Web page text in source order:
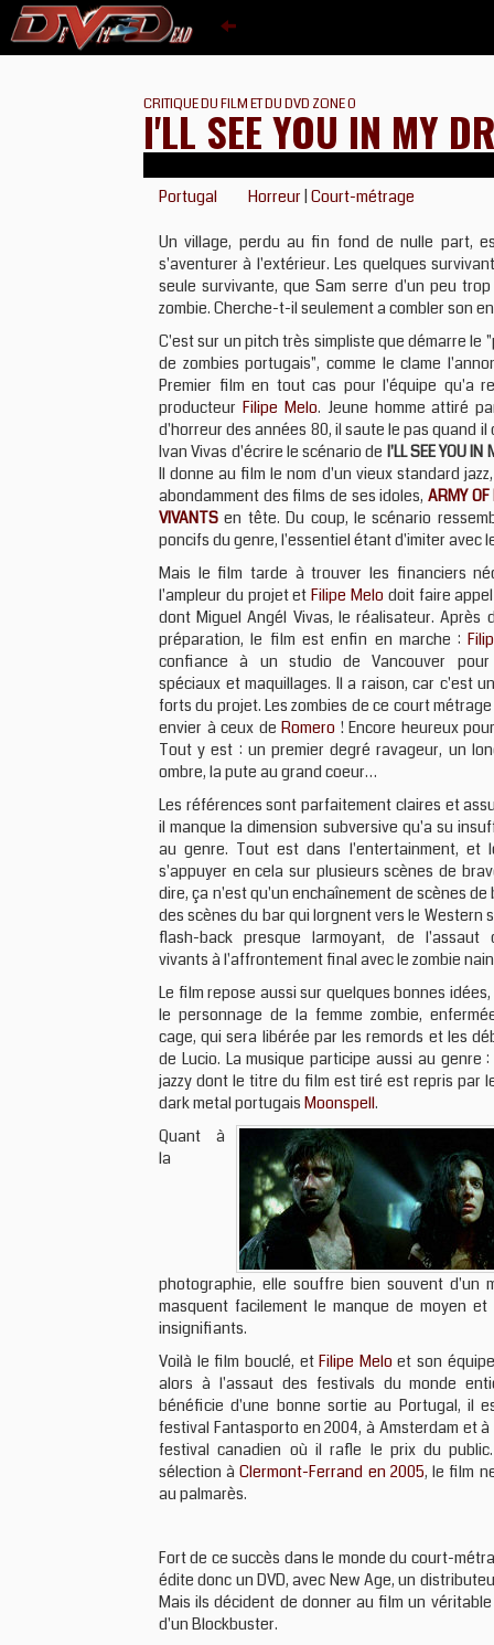
CRITIQUE DU FILM ET DU DVD ZONE 0
I'LL SEE YOU IN MY
Portugal Horreur Court-métrage
Un village, perdu au fin fond de nulle part,
s'aventurer à l'extérieur. Les quelques
seule survivante, que Sam serre d'un peu
zombie. Cherche-t-il seulement a combler son
C'est sur un pitch très simpliste que démarre le
de zombies portugais", comme le clame
Premier film en tout cas pour l'équipe qu'a
producteur Filipe Melo. Jeune homme attiré
d'horreur des années 80, il saute le pas quand il
Ivan Vivas d'écrire le scénario de I'LL SEE YOU IN
Il donne au film le nom d'un vieux standard
abondamment des films de ses idoles, ARMY
VIVANTS en tête. Du coup, le scénario
poncifs du genre, l'essentiel étant d'imiter avec
Mais le film tarde à trouver les financiers
l'ampleur du projet etFilipe Melo doit faire
dont Miguel Angél Vivas, le réalisateur. Après
préparation, le film est enfin en marche :
confiance à un studio de Vancouver
spéciaux et maquillages. Il a raison, car c'est
forts du projet. Les zombies de ce court
envier à ceux de Romero ! Encore heureux
Tout y est : un premier degré ravageur, un
ombre, la pute au grand coeur…
Les références sont parfaitement claires et
il manque la dimension subversive qu'a su
au genre. Tout est dans l'entertainment, et
s'appuyer en cela sur plusieurs scènes de
dire, ça n'est qu'un enchaînement de scènes de
des scènes du bar qui lorgnent vers le Western
flash-back presque larmoyant, de l'assaut
vivants à l'affrontement final avec le zombie
Le film repose aussi sur quelques bonnes
le personnage de la femme zombie,
cage, qui sera libérée par les remords et les
de Lucio. La musique participe aussi au genre
jazzy dont le titre du film est tiré est repris par
dark metal portugais Moonspell.
Quant à
la
photographie, elle souffre bien souvent d'un
masquent facilement le manque de moyen
insignifiants.
Voilà le film bouclé, etFilipe Melo et son
alors à l'assaut des festivals du monde
bénéficie d'une bonne sortie au Portugal, il
festival Fantasporto en 2004, à Amsterdam et à
festival canadien où il rafle le prix du
sélection àClermont-Ferrand en 2005, le film
au palmarès.
Fort de ce succès dans le monde du court-
édite donc un DVD, avec New Age, un
Mais ils décident de donner au film un
d'un Blockbuster.